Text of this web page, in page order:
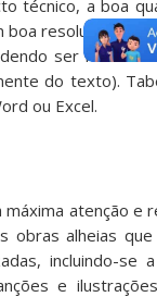
técnico, a boa
boa resolução
ser
do texto).
ou Excel.
máxima atenção e
obras alheias
incluindo-se
e